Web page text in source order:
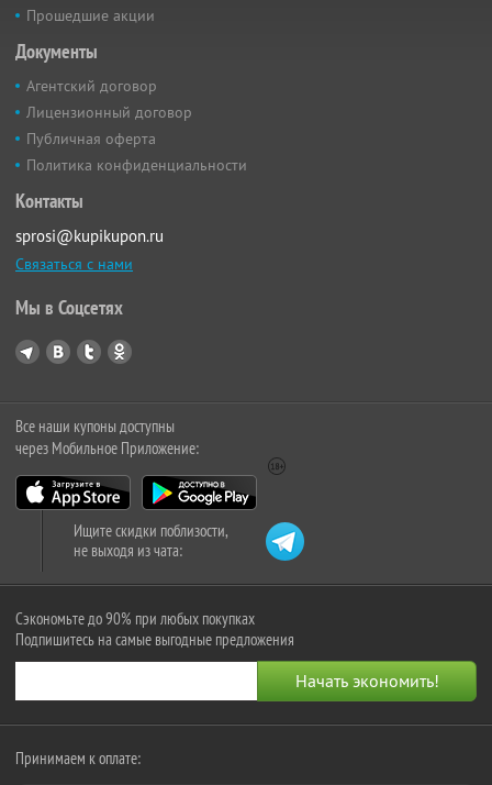
Прошедшие акции
Документы
Агентский договор
Лицензионный договор
Публичная оферта
Политика конфиденциальности
Контакты
sprosi@kupikupon.ru
Связаться с нами
Мы в Соцсетях
Все наши купоны доступны
через Мобильное Приложение:
Ищите скидки поблизости,
не выходя из чата:
Сэкономьте до 90% при любых покупках
Подпишитесь на самые выгодные предложения
Принимаем к оплате: